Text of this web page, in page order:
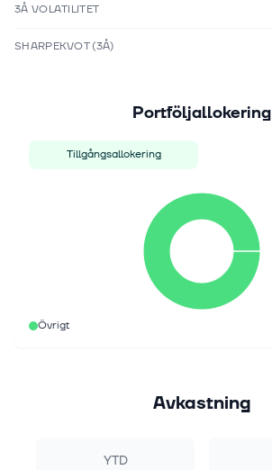
3Å VOLATILITET
SHARPEKVOT (3Å)
Portföljallokering
Tillgångsallokering
Övrigt
Avkastning
YTD